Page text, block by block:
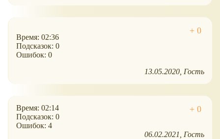
Время: 02:36
Подсказок: 0
Ошибок: 0
13.05.2020 Гость
Время: 02:14
Подсказок: 0
Ошибок: 4
06.02.2021
Гость